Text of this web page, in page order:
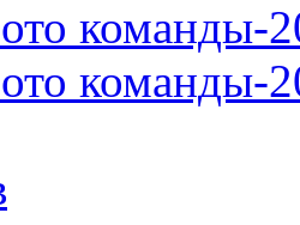
команды-
команды-